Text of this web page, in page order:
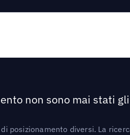
non sono mai stati
posizionamento diversi. La